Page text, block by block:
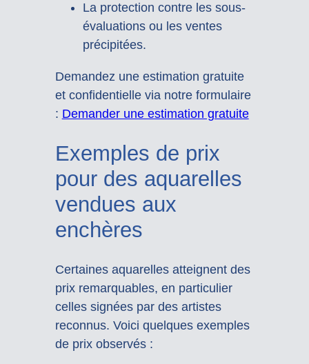
La protection contre les sous-
évaluations ou les ventes
précipitées.
Demandez une estimation gratuite
et confidentielle via notre formulaire
: Demander une estimation gratuite
Exemples de prix
pour des aquarelles
vendues aux
enchères
Certaines aquarelles atteignent des
prix remarquables, en particulier
celles signées par des artistes
reconnus. Voici quelques exemples
de prix observés :